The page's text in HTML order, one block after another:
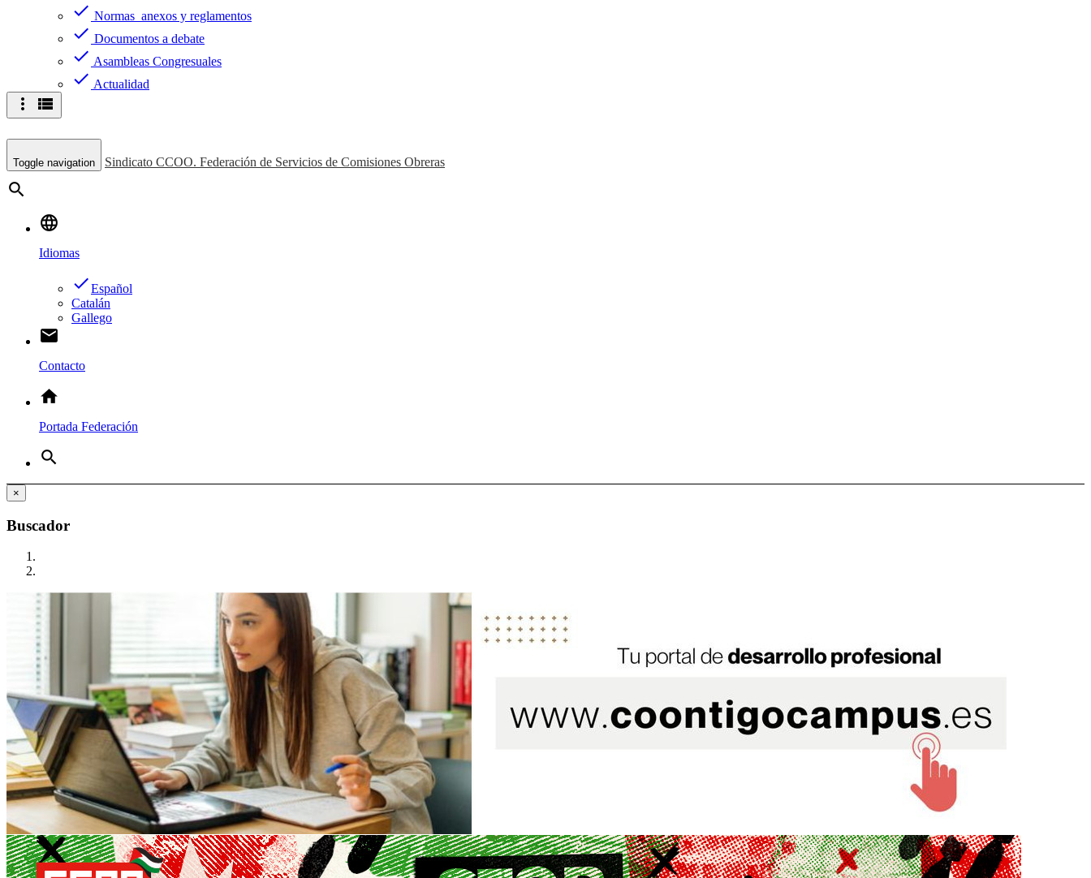
check Normas anexos y reglamentos
check Documentos a debate
check Asambleas Congresuales
check Actualidad
more_vert view_list
Toggle navigation Sindicato CCOO. Federación de Servicios de Comisiones Obreras
search
language
Idiomas
doneEspañol
Catalán
Gallego
email
Contacto
home
Portada Federación
search
×
Buscador